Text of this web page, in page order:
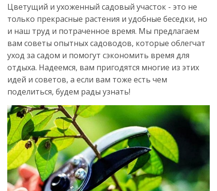
Цветущий и ухоженный садовый участок - это не
только прекрасные растения и удобные беседки, но
и наш труд и потраченное время. Мы предлагаем
вам советы опытных садоводов, которые облегчат
уход за садом и помогут сэкономить время для
отдыха. Надеемся, вам пригодятся многие из этих
идей и советов, а если вам тоже есть чем
поделиться, будем рады узнать!